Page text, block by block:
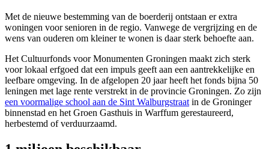
Met de nieuwe bestemming van de boerderij ontstaan er extra
woningen voor senioren in de regio. Vanwege de vergrijzing en de
wens van ouderen om kleiner te wonen is daar sterk behoefte aan.
Het Cultuurfonds voor Monumenten Groningen maakt zich sterk
voor lokaal erfgoed dat een impuls geeft aan een aantrekkelijke en
leefbare omgeving. In de afgelopen 20 jaar heeft het fonds bijna 50
leningen met lage rente verstrekt in de provincie Groningen. Zo zijn
een voormalige school aan de Sint Walburgstraat in de Groninger
binnenstad en het Groen Gasthuis in Warffum gerestaureerd,
herbestemd of verduurzaamd.